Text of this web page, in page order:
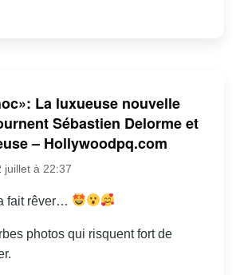
La luxueuse nouvelle
Sébastien Delorme et
– Hollywoodpq.com
juillet à 22:37
fait rêver…
photos qui risquent fort de